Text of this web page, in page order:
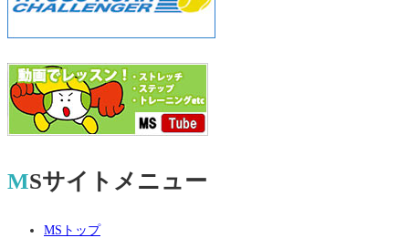
MSサイトメニュー
MSトップ